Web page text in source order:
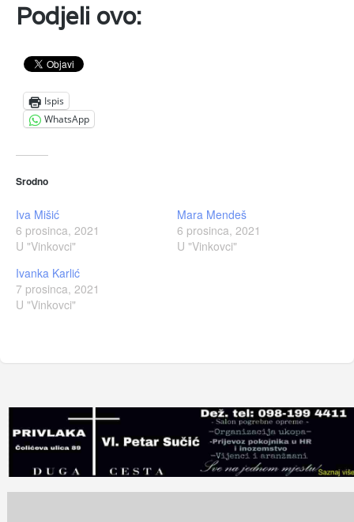
Podjeli ovo:
Ispis
WhatsApp
Srodno
Iva Mišić
6 prosinca, 2021
U "Vinkovci"
Mara Mendeš
6 prosinca, 2021
U "Vinkovci"
Ivanka Karlić
7 prosinca, 2021
U "Vinkovci"